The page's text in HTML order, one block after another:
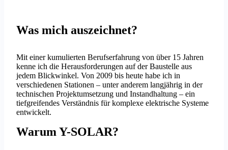
Was mich auszeichnet?
Mit einer kumulierten Berufserfahrung von über 15 Jahren
kenne ich die Herausforderungen auf der Baustelle aus
jedem Blickwinkel. Von 2009 bis heute habe ich in
verschiedenen Stationen – unter anderem langjährig in der
technischen Projektumsetzung und Instandhaltung – ein
tiefgreifendes Verständnis für komplexe elektrische Systeme
entwickelt.
Warum Y-SOLAR?